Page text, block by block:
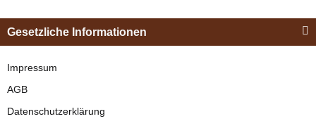
Zilco
Z-Grip Fahrleine
Zweispänner Braun
"Shettyglück"
Gesetzliche Informationen
Impressum
AGB
Datenschutzerklärung